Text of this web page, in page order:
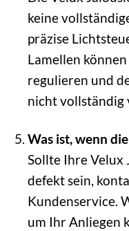
keine
präzise
Lamellen
regulieren und
nicht vollständig
Was ist, wenn
Sollte Ihre Velux
defekt sein,
Kundenservice.
um Ihr Anliegen